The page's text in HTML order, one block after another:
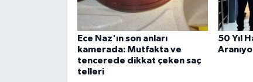
Ece Naz'ın son anları
kamerada: Mutfakta ve
tencerede dikkat çeken saç
telleri
50 Yıl